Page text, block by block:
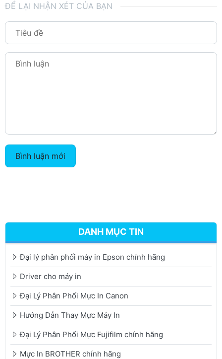
ĐỂ LẠI NHẬN XÉT CỦA BẠN
Bình luận mới
DANH MỤC TIN
Đại lý phân phối máy in Epson chính hãng
Driver cho máy in
Đại Lý Phân Phối Mực In Canon
Hướng Dẫn Thay Mực Máy In
Đại Lý Phân Phối Mực Fujifilm chính hãng
Mực In BROTHER chính hãng